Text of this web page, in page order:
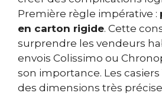
Première règle impérative :
en carton rigide. Cette
surprendre les vendeurs
envois Colissimo ou
son importance. Les
des dimensions très